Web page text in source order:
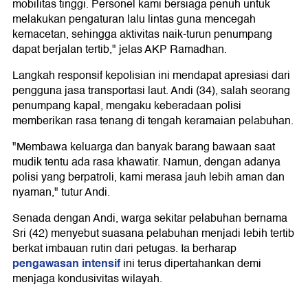
mobilitas tinggi. Personel kami bersiaga penuh untuk
melakukan pengaturan lalu lintas guna mencegah
kemacetan, sehingga aktivitas naik-turun penumpang
dapat berjalan tertib," jelas AKP Ramadhan.
Langkah responsif kepolisian ini mendapat apresiasi dari
pengguna jasa transportasi laut. Andi (34), salah seorang
penumpang kapal, mengaku keberadaan polisi
memberikan rasa tenang di tengah keramaian pelabuhan.
"Membawa keluarga dan banyak barang bawaan saat
mudik tentu ada rasa khawatir. Namun, dengan adanya
polisi yang berpatroli, kami merasa jauh lebih aman dan
nyaman," tutur Andi.
Senada dengan Andi, warga sekitar pelabuhan bernama
Sri (42) menyebut suasana pelabuhan menjadi lebih tertib
berkat imbauan rutin dari petugas. Ia berharap
pengawasan intensifini terus dipertahankan demi
menjaga kondusivitas wilayah.